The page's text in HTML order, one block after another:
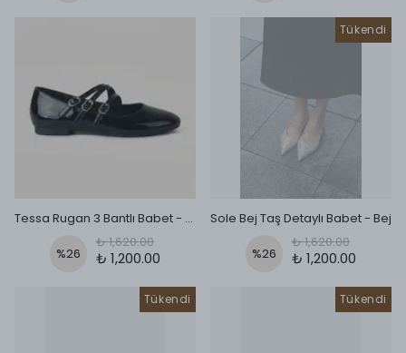
Tessa Rugan 3 Bantlı Babet - si̇yah
%26
₺ 1,620.00
₺ 1,200.00
Tükendi
Sole Bej Taş Detaylı Babet - Bej
%26
₺ 1,620.00
₺ 1,200.00
Tükendi Tükendi